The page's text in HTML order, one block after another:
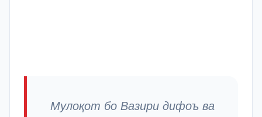
Мулоқот бо Вазири дифоъ ва